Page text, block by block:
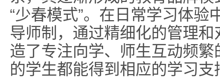
“少春模式”。在日常学习体
导师制，通过精细化的管理
造了专注向学、师生互动频
的学生都能得到相应的学习支